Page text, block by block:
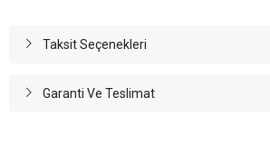
Taksit Seçenekleri
Garanti Ve Teslimat